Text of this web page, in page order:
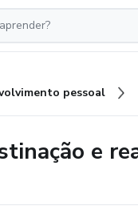
pessoal
e